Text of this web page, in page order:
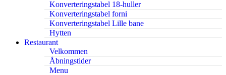
Konverteringstabel 18-huller
Konverteringstabel forni
Konverteringstabel Lille bane
Hytten
Restaurant
Velkommen
Åbningstider
Menu